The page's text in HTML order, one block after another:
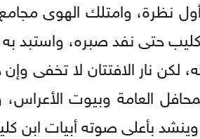
وامتلك الهوى مجامع
كليب حتى نفد صبره،
لكن نار الافتتان لا
العامة وبيوت
بأعلى صوته أبيات ابن